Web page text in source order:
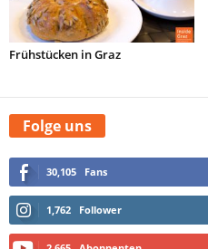
Frühstücken in Graz
Folge uns
30,105 Fans
1,762 Follower